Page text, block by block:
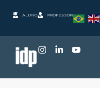
ALUNO PROFESSOR